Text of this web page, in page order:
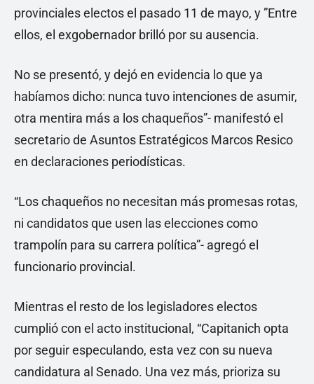
provinciales electos el pasado 11 de mayo, y ”Entre
ellos, el exgobernador brilló por su ausencia.
No se presentó, y dejó en evidencia lo que ya
habíamos dicho: nunca tuvo intenciones de asumir,
otra mentira más a los chaqueños”- manifestó el
secretario de Asuntos Estratégicos Marcos Resico
en declaraciones periodísticas.
“Los chaqueños no necesitan más promesas rotas,
ni candidatos que usen las elecciones como
trampolín para su carrera política”- agregó el
funcionario provincial.
Mientras el resto de los legisladores electos
cumplió con el acto institucional, “Capitanich opta
por seguir especulando, esta vez con su nueva
candidatura al Senado. Una vez más, prioriza su